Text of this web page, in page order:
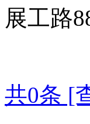
展工路
共0条 [